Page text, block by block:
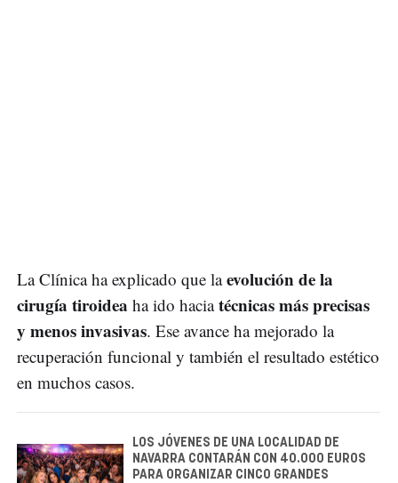
La Clínica ha explicado que laevolución de la
cirugía tiroidea ha ido haciatécnicas más precisas
y menos invasivas. Ese avance ha mejorado la
recuperación funcional y también el resultado estético
en muchos casos.
LOS JÓVENES DE UNA LOCALIDAD DE
NAVARRA CONTARÁN CON 40.000 EUROS
PARA ORGANIZAR CINCO GRANDES